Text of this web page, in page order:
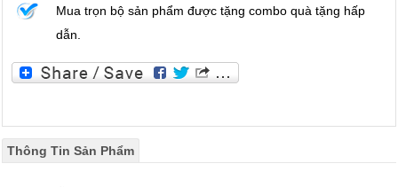
Mua trọn bộ sản phẩm được tặng combo quà tặng hấp
dẫn.
Thông Tin Sản Phẩm